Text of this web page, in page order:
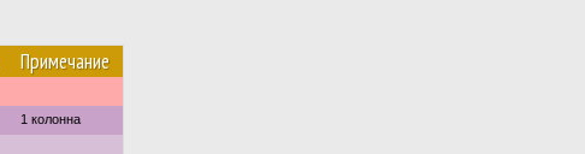
Примечание
1 колонна